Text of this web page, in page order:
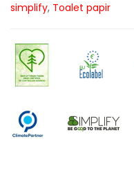
simplify, Toalet papir